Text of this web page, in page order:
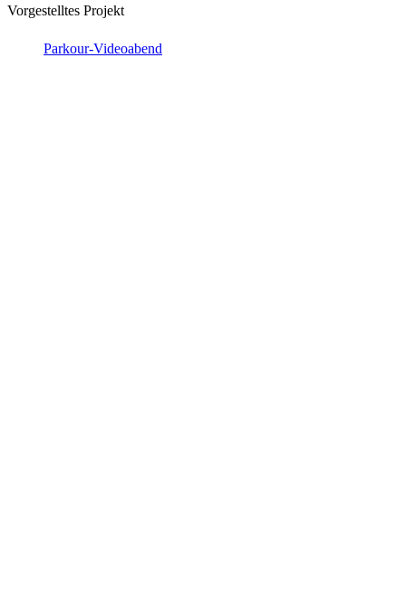
Vorgestelltes Projekt
Parkour-Videoabend